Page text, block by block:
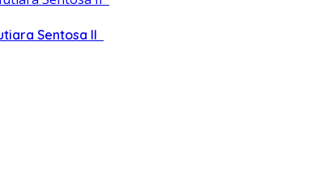
Sentosa II